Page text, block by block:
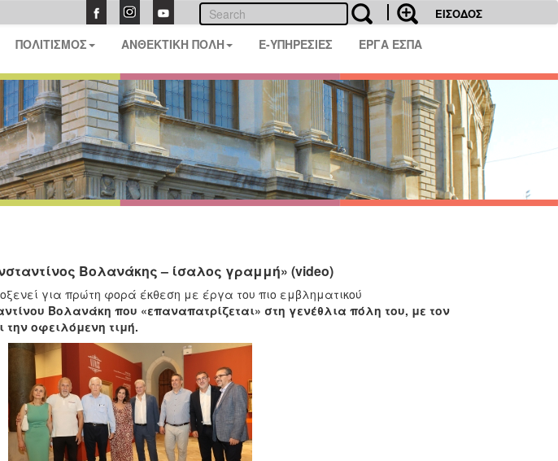
ΕΙΣΟΔΟΣ
ΠΟΛΙΤΙΣΜΟΣ ΑΝΘΕΚΤΙΚΗ ΠΟΛΗ E-ΥΠΗΡΕΣΙΕΣ ΕΡΓΑ ΕΣΠΑ
Βολανάκης – ίσαλος γραμμή» (video)
για πρώτη φορά έκθεση με έργα του πιο εμβληματικού
Βολανάκη που «επαναπατρίζεται» στη γενέθλια πόλη του, με τον
οφειλόμενη τιμή.